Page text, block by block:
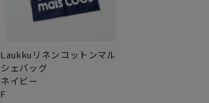
Laukkuリネンコットンマル
シェバッグ
ネイビー
F